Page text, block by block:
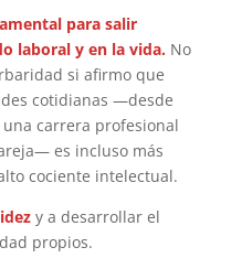
para salir
laboral y en la vida. No
si afirmo que
cotidianas —desde
carrera profesional
es incluso más
cociente intelectual.
y a desarrollar el
propios.